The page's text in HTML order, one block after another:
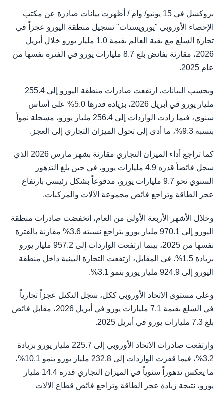
بروكسل في 15 يونيو/ وام / أظهرت بيانات صادرة عن مكتب
الإحصاء الأوروبي "يورويستات" تسجيل منطقة اليورو عجزاً في
تجارة السلع مع بقية العالم بقيمة 1.0 مليار يورو خلال أبريل
2026، مقارنة بفائض بلغ 8.7 مليارات يورو في الفترة نفسها من
عام 2025.
وبحسب البيانات، ارتفعت صادرات منطقة اليورو إلى 255.4
مليار يورو في أبريل 2026، بزيادة قدرها 5.0% على أساس
سنوي، فيما زادت الواردات إلى 256.4 مليار يورو، مسجلة نمواً
بنسبة 9.3%، ما أدى إلى تحول الميزان التجاري إلى العجز.
كما تراجع أداء الميزان التجاري مقارنة بشهر مارس 2026 الذي
سجل فائضاً قدره 4.9 مليارات يورو، في حين بلغ التدهور
السنوي نحو 9.7 مليارات يورو، مدفوعاً بشكل رئيسي بارتفاع
عجز الطاقة وتراجع فائض مجموعة الآلات والمركبات.
وخلال الأشهر الأربعة الأولى من العام، انخفضت صادرات منطقة
اليورو إلى 970.1 مليار يورو بتراجع نسبته 3.6% مقارنة بالفترة
نفسها من 2025، بينما ارتفعت الواردات إلى 957.2 مليار يورو
بزيادة 1.5%. في المقابل، ارتفعت التجارة البينية داخل منطقة
اليورو إلى 924.9 مليار يورو بنمو 3.1%.
وعلى مستوى الاتحاد الأوروبي ككل، سجل التكتل عجزاً تجارياً
في السلع بقيمة 7.1 مليارات يورو في أبريل 2026، مقابل فائض
بلغ 7.3 مليارات يورو في أبريل 2025.
وارتفعت صادرات الاتحاد الأوروبي إلى 225.7 مليار يورو بزيادة
3.2%، فيما قفزت الواردات إلى 232.8 مليار يورو بنمو 10.1%،
ما يعكس تدهوراً سنوياً في الميزان التجاري قدره 14.4 مليار
يورو، نتيجة زيادة عجز الطاقة وتراجع فائض قطاع الآلات